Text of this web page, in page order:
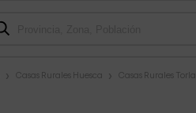
Casas Rurales Huesca Casas Rurales Torla